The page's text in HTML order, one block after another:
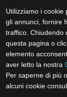
Utilizziamo i cookie
gli annunci, fornire
traffico. Chiudendo
questa pagina o
elemento
aver letto la nostra
Per saperne di più
alcuni cookie